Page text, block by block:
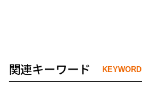
関連キーワード KEYWORD